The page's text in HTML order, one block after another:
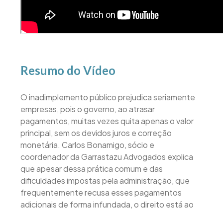
Resumo do Vídeo
O inadimplemento público prejudica seriamente
empresas, pois o governo, ao atrasar
pagamentos, muitas vezes quita apenas o valor
principal, sem os devidos juros e correção
monetária. Carlos Bonamigo, sócio e
coordenador da Garrastazu Advogados explica
que apesar dessa prática comum e das
dificuldades impostas pela administração, que
frequentemente recusa esses pagamentos
adicionais de forma infundada, o direito está ao